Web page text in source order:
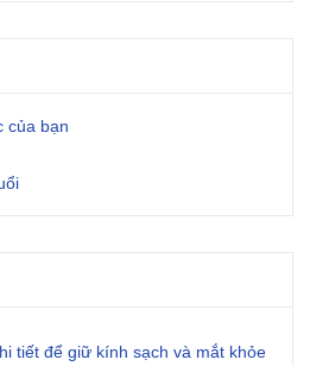
của bạn
tiết để giữ kính sạch và mắt khỏe